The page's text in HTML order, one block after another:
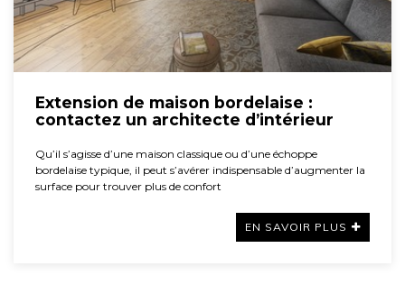
Extension de maison bordelaise :
contactez un architecte d’intérieur
Qu’il s’agisse d’une maison classique ou d’une échoppe
bordelaise typique, il peut s’avérer indispensable d’augmenter la
surface pour trouver plus de confort
EN SAVOIR PLUS